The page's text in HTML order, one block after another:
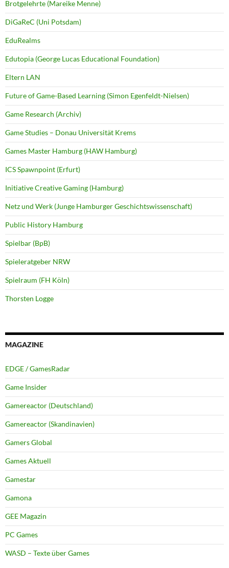
Brotgelehrte (Mareike Menne)
DiGaReC (Uni Potsdam)
EduRealms
Edutopia (George Lucas Educational Foundation)
Eltern LAN
Future of Game-Based Learning (Simon Egenfeldt-Nielsen)
Game Research (Archiv)
Game Studies – Donau Universität Krems
Games Master Hamburg (HAW Hamburg)
ICS Spawnpoint (Erfurt)
Initiative Creative Gaming (Hamburg)
Netz und Werk (Junge Hamburger Geschichtswissenschaft)
Public History Hamburg
Spielbar (BpB)
Spieleratgeber NRW
Spielraum (FH Köln)
Thorsten Logge
MAGAZINE
EDGE / GamesRadar
Game Insider
Gamereactor (Deutschland)
Gamereactor (Skandinavien)
Gamers Global
Games Aktuell
Gamestar
Gamona
GEE Magazin
PC Games
WASD – Texte über Games